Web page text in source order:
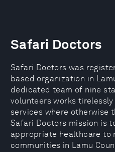
Safari Doctors
Safari Doctors was
based organization in
dedicated team of nine
volunteers works
services where otherwise
Safari Doctors mission is
appropriate healthcare to
communities in Lamu